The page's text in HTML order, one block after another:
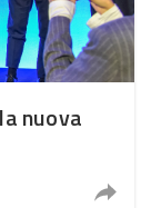
nuova